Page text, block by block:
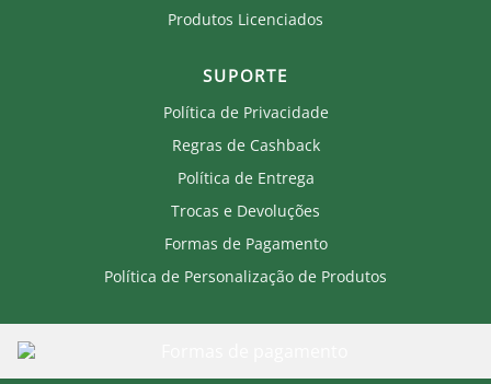
Produtos Licenciados
SUPORTE
Política de Privacidade
Regras de Cashback
Política de Entrega
Trocas e Devoluções
Formas de Pagamento
Política de Personalização de Produtos